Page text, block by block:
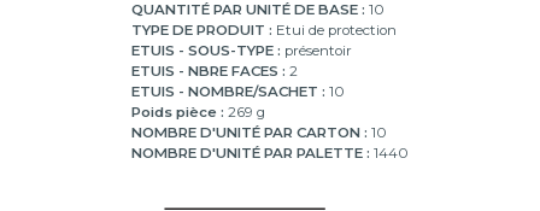
QUANTITÉ PAR UNITÉ DE BASE : 10
TYPE DE PRODUIT : Etui de protection
ETUIS - SOUS-TYPE : présentoir
ETUIS - NBRE FACES : 2
ETUIS - NOMBRE/SACHET : 10
Poids pièce : 269 g
NOMBRE D'UNITÉ PAR CARTON : 10
NOMBRE D'UNITÉ PAR PALETTE : 1440